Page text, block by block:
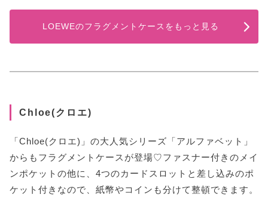
LOEWEのフラグメントケースをもっと見る
Chloe(クロエ)
「Chloe(クロエ)」の大人気シリーズ「アルファベット」
からもフラグメントケースが登場♡ファスナー付きのメイ
ンポケットの他に、4つのカードスロットと差し込みのポ
ケット付きなので、紙幣やコインも分けて整頓できます。